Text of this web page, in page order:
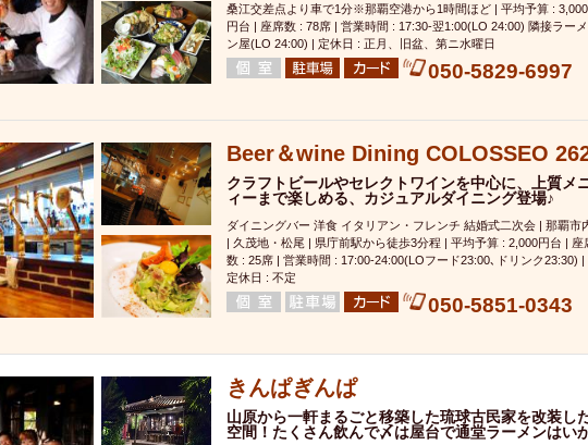
アサヒスーパードライ
県庁前駅周辺 大部屋40名 旭橋駅周辺 沖縄料理 ス
大部屋50名以上～
オリオン 海ぶどう パスタ 民謡・生演奏 気軽に一杯
ハッピーアワー
アグー豚 プレミアムモルツ 貝づくし 燻製料理
美栄橋駅周
マトン
アレルギー対応可能
牧志駅周辺 ペット同伴 ビアガーデン チーズ 天ぷら
ダイエット中におススメ
沖縄そば 串揚げ バレンタイン 立ち飲み 5000円
ソファー
激辛料理 石垣牛 アヒージョ アサヒ 割烹 女性専用トイレあり
ファーストフード
スペシャルディナー ホルモン(もつ) 炭火焼 ペイディ（給料
スクリーン
スペインバル・イタリアンバール
カニ
カフェ ジビエ 安里駅周辺 アジア・エスニック 熱燗 生け簀
ホッピー
焼肉 電気ブラン エビスビール ウェディング
マイク
サッポロ 昼宴会 イベリコ豚 山盛、メガ盛り つけ麺 日本そば
市立病院前駅周辺
中華 お好み焼き・もんじゃ オーガニック プレミアムフラ
桑江交差点より車で1分※那覇空港から1時間ほど | 平均予算 : 3,000
円台 | 座席数 : 78席 | 営業時間 : 17:30-翌1:00(LO 24:00) 隣接ラーメ
ン屋(LO 24:00) | 定休日 : 正月、旧盆、第ニ水曜日
050-5829-6997
Beer＆wine Dining COLOSSEO
クラフトビールやセレクトワインを中心に、上質メ
ィーまで楽しめる、カジュアルダイニング登場♪
ダイニングバー 洋食 イタリアン・フレンチ 結婚式二次会 | 那覇市
| 久茂地・松尾 | 県庁前駅から徒歩3分程 | 平均予算 : 2,000円台 | 座
数 : 25席 | 営業時間 : 17:00-24:00(LOフード23:00､ドリンク23:30) |
定休日 : 不定
050-5851-0343
きんぱぎんぱ
山原から一軒まるごと移築した琉球古民家を改装し
空間！たくさん飲んで〆は屋台で通堂ラーメンはい